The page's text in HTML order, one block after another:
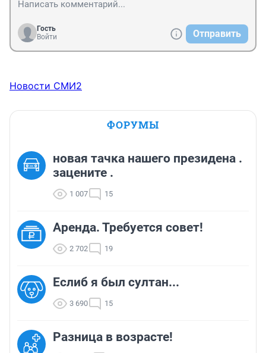
Гость
Войти
Отправить
Новости СМИ2
ФОРУМЫ
новая тачка нашего президена .
зацените .
1 007 15
Аренда. Требуется совет!
2 702 19
Еслиб я был султан...
3 690 15
Разница в возрасте!